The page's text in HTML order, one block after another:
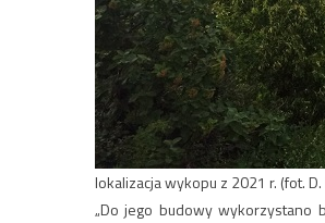
lokalizacja wykopu z 2021 r. (fot. D.
„Do jego budowy wykorzystano